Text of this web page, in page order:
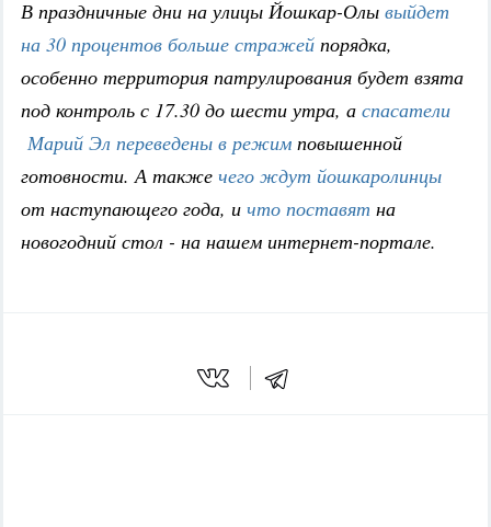
В праздничные дни на улицы Йошкар-Олы выйдет
на 30 процентов больше стражей порядка,
особенно территория патрулирования будет взята
под контроль с 17.30 до шести утра, а спасатели
Марий Эл переведены в режим повышенной
готовности. А также чего ждут йошкаролинцы
от наступающего года, и что поставят на
новогодний стол - на нашем интернет-портале.